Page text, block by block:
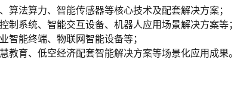
算法算力、 智能传感器等核心技术及配套解决方案；
制系统、智能交互设备、机器人应用场景解决方案等；
智能终端、 物联网智能设备等；
教育、低空经济配套智能解决方案等场景化应用成果。